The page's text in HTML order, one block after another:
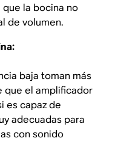
la bocina no
de volumen.
baja toman más
que el amplificador
es capaz de
adecuadas para
con sonido